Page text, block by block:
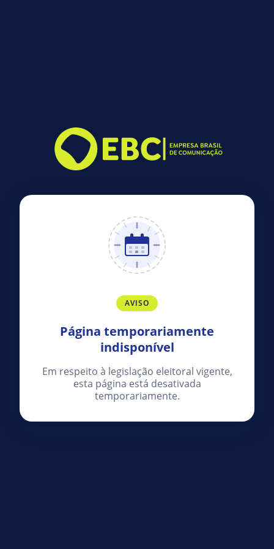
AVISO
Página temporariamente
indisponível
Em respeito à legislação eleitoral vigente,
esta página está desativada
temporariamente.